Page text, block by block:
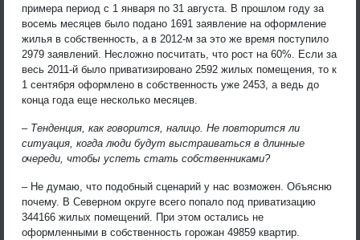
примера период с 1 января по 31 августа. В прошлом году за
восемь месяцев было подано 1691 заявление на оформление
жилья в собственность, а в 2012-м за это же время поступило
2979 заявлений. Несложно посчитать, что рост на 60%. Если за
весь 2011-й было приватизировано 2592 жилых помещения, то к
1 сентября оформлено в собственность уже 2453, а ведь до
конца года еще несколько месяцев.
– Тенденция, как говорится, налицо. Не повторится ли
ситуация, когда люди будут выстраиваться в длинные
очереди, чтобы успеть стать собственниками?
– Не думаю, что подобный сценарий у нас возможен. Объясню
почему. В Северном округе всего попало под приватизацию
344166 жилых помещений. При этом остались не
оформленными в собственность горожан 49859 квартир.